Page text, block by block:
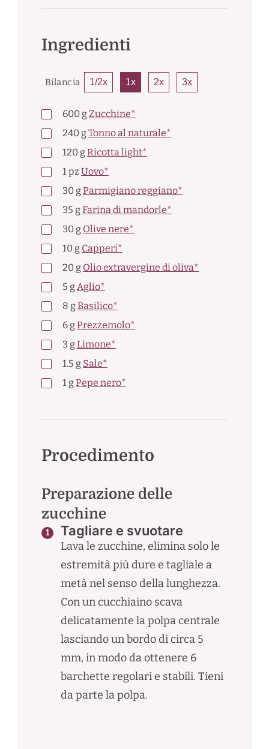
Ingredienti
Bilancia 1/2x 1x 2x 3x
600 gZucchine*
240 gTonno al naturale*
120 gRicotta light*
1pz Uovo*
30 gParmigiano reggiano*
35 gFarina di mandorle*
30 g Olive nere*
10 g Capperi*
20 g Olio extravergine di oliva*
5 gAglio*
8 gBasilico*
6 gPrezzemolo*
3 gLimone*
1.5 g Sale*
1 gPepe nero*
Procedimento
Preparazione delle
zucchine
Tagliare e svuotare
Lava le zucchine, elimina solo le
estremità più dure e tagliale a
metà nel senso della lunghezza.
Con un cucchiaino scava
delicatamente la polpa centrale
lasciando un bordo di circa 5
mm, in modo da ottenere 6
barchette regolari e stabili. Tieni
da parte la polpa.